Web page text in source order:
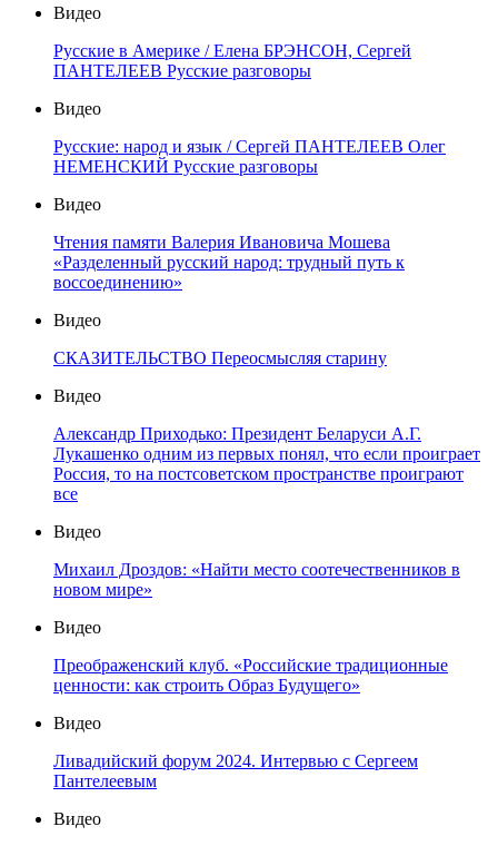
Видео
Русские в Америке / Елена БРЭНСОН, Сергей
ПАНТЕЛЕЕВ Русские разговоры
Видео
Русские: народ и язык / Сергей ПАНТЕЛЕЕВ Олег
НЕМЕНСКИЙ Русские разговоры
Видео
Чтения памяти Валерия Ивановича Мошева
«Разделенный русский народ: трудный путь к
воссоединению»
Видео
СКАЗИТЕЛЬСТВО Переосмысляя старину
Видео
Александр Приходько: Президент Беларуси А.Г.
Лукашенко одним из первых понял, что если проиграет
Россия, то на постсоветском пространстве проиграют
все
Видео
Михаил Дроздов: «Найти место соотечественников в
новом мире»
Видео
Преображенский клуб. «Российские традиционные
ценности: как строить Образ Будущего»
Видео
Ливадийский форум 2024. Интервью с Сергеем
Пантелеевым
Видео